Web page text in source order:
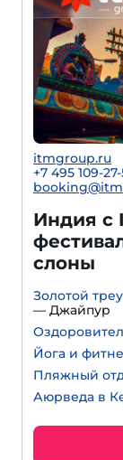
itmgroup.ru
+7 495 109-
Индия с
слоны
Золотой
— Джайпур
Йога и
Пляжный
Аюрведа в